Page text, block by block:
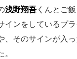
浅野翔吾くんとご
インをしているプ
、そのサインが入